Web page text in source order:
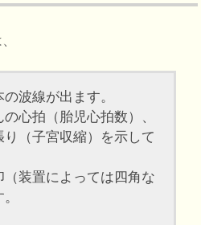
波線が出ます。
心拍（胎児心拍数）、
（子宮収縮）を示して
装置によっては四角な